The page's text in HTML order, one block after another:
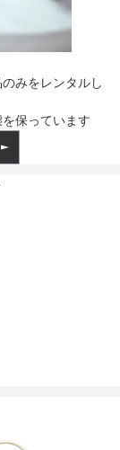
みをレンタルし
保っています